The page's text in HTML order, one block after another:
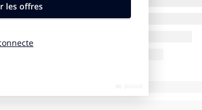
persuadés qu’il s’agit bien d’un «
d‘ailleurs au deuxième rang européen selon
: « il faut cultiver notre jardin ».